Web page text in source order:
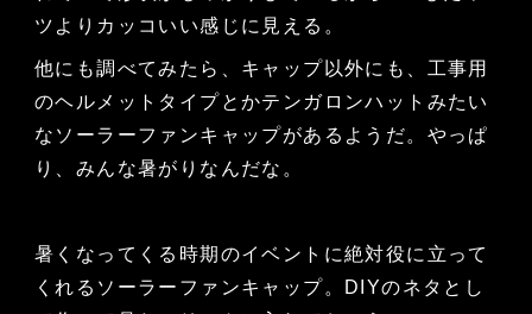
ツよりカッコいい感じに見える。
他にも調べてみたら、キャップ以外にも、工事用
のヘルメットタイプとかテンガロンハットみたい
なソーラーファンキャップがあるようだ。やっぱ
り、みんな暑がりなんだな。
暑くなってくる時期のイベントに絶対役に立って
くれるソーラーファンキャップ。DIYのネタとし